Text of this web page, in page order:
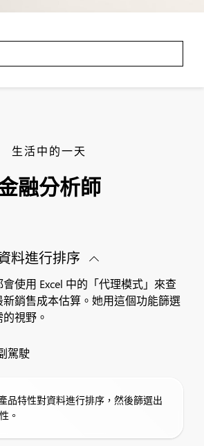
生活中的一天
融分析師
料進行排序
使用 Excel 中的「代理模式」來查
銷售成本估算。她用這個功能篩選
視野。
駕駛
品特性對資料進行排序，然後篩選出
。